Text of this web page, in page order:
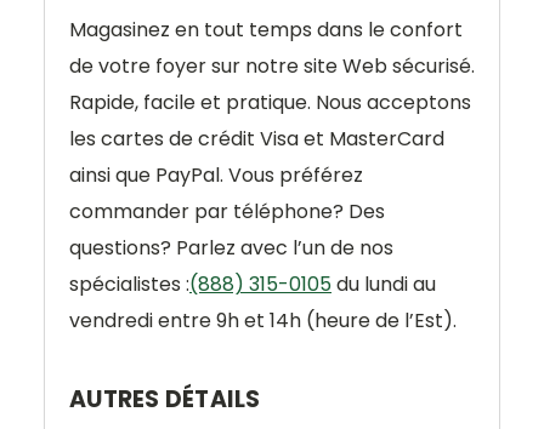
Magasinez en tout temps dans le confort
de votre foyer sur notre site Web sécurisé.
Rapide, facile et pratique. Nous acceptons
les cartes de crédit Visa et MasterCard
ainsi que PayPal. Vous préférez
commander par téléphone? Des
questions? Parlez avec l’un de nos
spécialistes :(888) 315-0105du lundi au
vendredi entre 9h et 14h (heure de l’Est).
AUTRES DÉTAILS